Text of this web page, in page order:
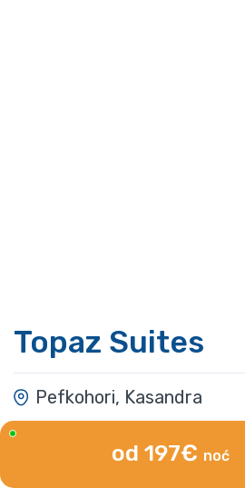
Topaz Suites
Pefkohori, Kasandra
od 197€ noć